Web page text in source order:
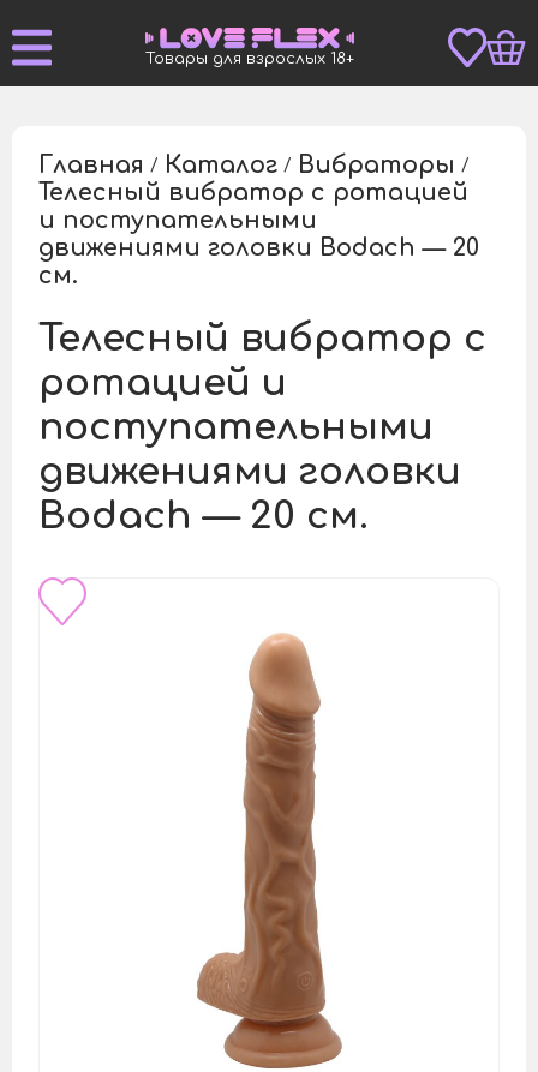
Товары для взрослых 18+
Главная / Каталог / Вибраторы /
Телесный вибратор с ротацией
и поступательными
движениями головки Bodach — 20
см.
Телесный вибратор с
ротацией и
поступательными
движениями головки
Bodach — 20 см.